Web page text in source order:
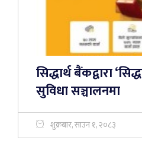
सिद्धार्थ बैंकद्वारा
सुविधा सञ्चालनमा
शुक्रबार, साउन १, २०८३